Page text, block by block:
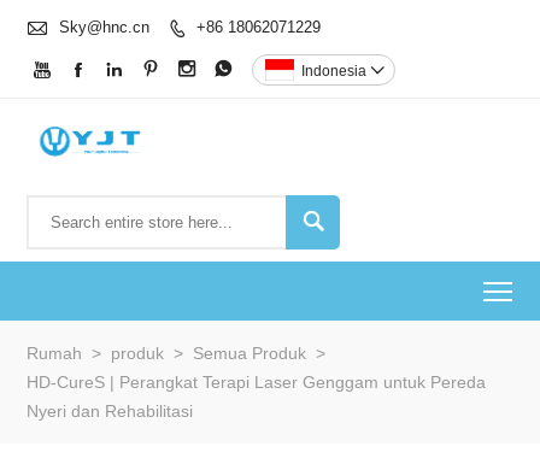
 Sky@hnc.cn  +86 18062071229
      Indonesia 

Rumah > produk > Semua Produk >
HD-CureS | Perangkat Terapi Laser Genggam untuk Pereda
Nyeri dan Rehabilitasi